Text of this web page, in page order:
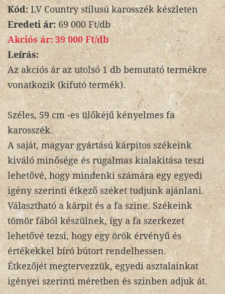
Kód:LV Country stílusú karosszék készleten
Eredeti ár: 69 000 Ft/db
Akciós ár:39 000 Ft/db
Leírás:
Az akciós ár az utolsó 1 db bemutató termékre
vonatkozik (kifutó termék).
Széles, 59 cm -es ülőkéjű kényelmes fa
karosszék.
A saját, magyar gyártású kárpitos székeink
kiváló minősége és rugalmas kialakitása teszi
lehetővé, hogy mindenki számára egy egyedi
igény szerinti étkező széket tudjunk ajánlani.
Választható a kárpit és a fa szine. Székeink
tömör fából készülnek, így a fa szerkezet
lehetővé tezsi, hogy egy örök érvényű és
értékekkel bíró bútort rendelhessen.
Étkezőjét megtervezzük, egyedi asztalainkat
igényei szerinti méretben és szinben adjuk át.